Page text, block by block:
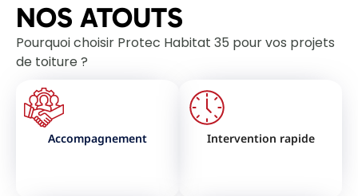
NOS ATOUTS
Pourquoi choisir Protec Habitat 35 pour vos projets
de toiture ?
Accompagnement Intervention rapide